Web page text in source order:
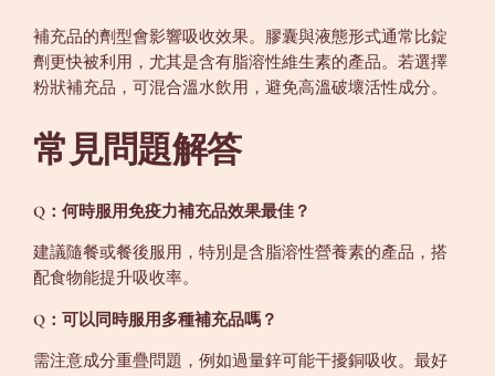
補充品的劑型會影響吸收效果。膠囊與液態形式通常比錠
劑更快被利用，尤其是含有脂溶性維生素的產品。若選擇
粉狀補充品，可混合溫水飲用，避免高溫破壞活性成分。
常見問題解答
Q：何時服用免疫力補充品效果最佳？
建議隨餐或餐後服用，特別是含脂溶性營養素的產品，搭
配食物能提升吸收率。
Q：可以同時服用多種補充品嗎？
需注意成分重疊問題，例如過量鋅可能干擾銅吸收。最好